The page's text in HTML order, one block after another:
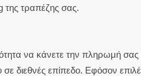
τραπέζης σας.
να κάνετε την πληρωμή
διεθνές επίπεδο. Εφόσον